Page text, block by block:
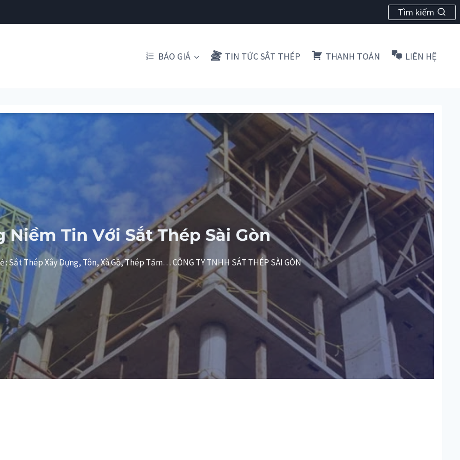
Tìm kiếm
BÁO GIÁ TIN TỨC SẮT THÉP THANH TOÁN LIÊN HỆ
Niềm Tin Với Sắt Thép Sài Gòn
: Sắt Thép Xây Dựng, Tôn, Xà Gồ, Thép Tấm… CÔNG TY TNHH SẮT THÉP SÀI GÒN